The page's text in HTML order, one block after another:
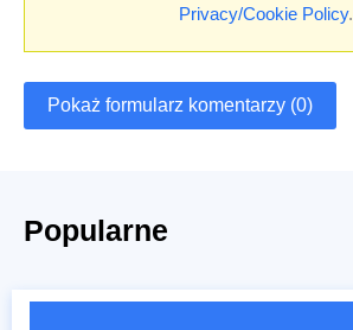
Privacy/Cookie Policy.
Pokaż formularz komentarzy (0)
Popularne